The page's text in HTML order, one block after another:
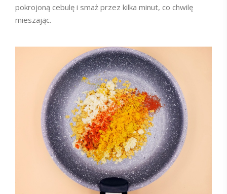
pokrojoną cebulę i smaż przez kilka minut, co chwilę
mieszając.